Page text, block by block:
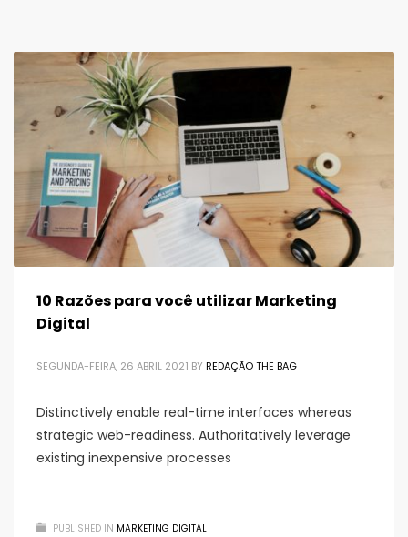
10 Razões para você utilizar Marketing
Digital
SEGUNDA-FEIRA, 26 ABRIL 2021 BY REDAÇÃO THE BAG
Distinctively enable real-time interfaces whereas
strategic web-readiness. Authoritatively leverage
existing inexpensive processes
PUBLISHED IN MARKETING DIGITAL